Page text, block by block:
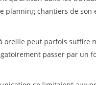
planning chantiers de
oreille peut parfois suffire
passer par un